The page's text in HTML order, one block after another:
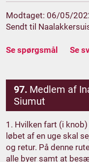
Modtaget: 06/05/
Sendt til
Se spørgsmål Se
97. Medlem af
Siumut
1. Hvilken fart (i
løbet af en uge skal
og retur. På denne
alle byer samt at